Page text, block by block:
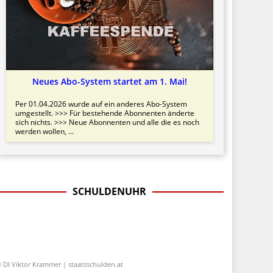
Neues Abo-System startet am 1. Mai!
Per 01.04.2026 wurde auf ein anderes Abo-System
umgestellt. >>> Für bestehende Abonnenten änderte
sich nichts. >>> Neue Abonnenten und alle die es noch
werden wollen, ...
SCHULDENUHR
DI Viktor Krammer | staatsschulden.at